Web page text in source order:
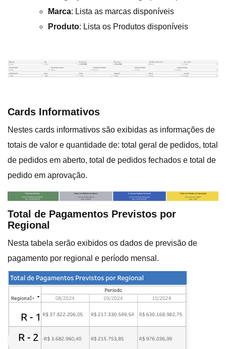
Marca: Lista as marcas disponíveis
Produto: Lista os Produtos disponíveis
Cards Informativos
Nestes cards informativos são exibidas as informações de
totais de valor e quantidade de: total geral de pedidos, total
de pedidos em aberto, total de pedidos fechados e total de
pedido em aprovação.
Total de Pagamentos Previstos por
Regional
Nesta tabela serão exibidos os dados de previsão de
pagamento por regional e período mensal.